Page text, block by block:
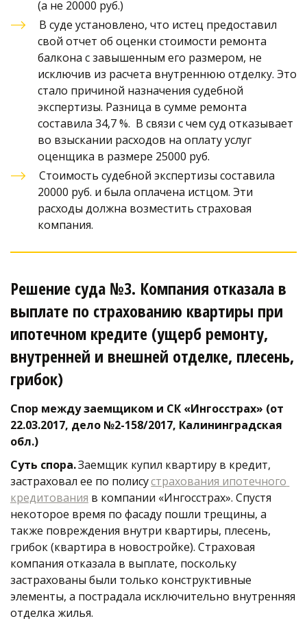
(а не 20000 руб.)
В суде установлено, что истец предоставил
свой отчет об оценки стоимости ремонта
балкона с завышенным его размером, не
исключив из расчета внутреннюю отделку. Это
стало причиной назначения судебной
экспертизы. Разница в сумме ремонта
составила 34,7 %.  В связи с чем суд отказывает
во взыскании расходов на оплату услуг
оценщика в размере 25000 руб.
Стоимость судебной экспертизы составила
20000 руб. и была оплачена истцом. Эти
расходы должна возместить страховая
компания.
Решение суда №3. Компания отказала в
выплате по страхованию квартиры при
ипотечном кредите (ущерб ремонту,
внутренней и внешней отделке, плесень,
грибок)
Спор между заемщиком и СК «Ингосстрах» (от
22.03.2017, дело №2-158/2017, Калининградская
обл.)
Суть спора. Заемщик купил квартиру в кредит,
застраховал ее по полису страхования ипотечного
кредитования в компании «Ингосстрах». Спустя
некоторое время по фасаду пошли трещины, а
также повреждения внутри квартиры, плесень,
грибок (квартира в новостройке). Страховая
компания отказала в выплате, поскольку
застрахованы были только конструктивные
элементы, а пострадала исключительно внутренняя
отделка жилья.